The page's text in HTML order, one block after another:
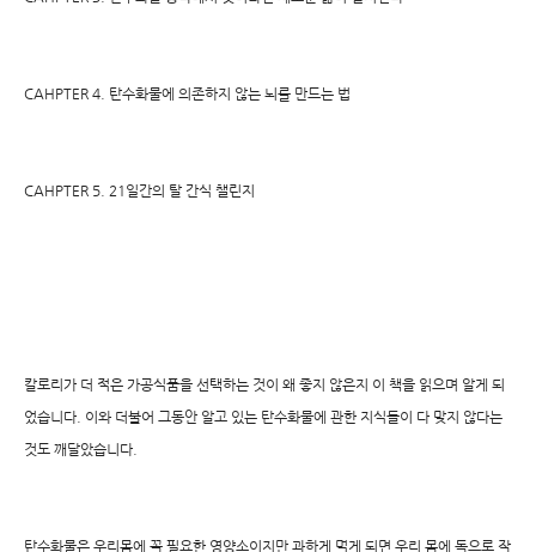
CAHPTER 4. 탄수화물에 의존하지 않는 뇌를 만드는 법
CAHPTER 5. 21일간의 탈 간식 챌린지
칼로리가 더 적은 가공식품을 선택하는 것이 왜 좋지 않은지 이 책을 읽으며 알게 되
었습니다. 이와 더불어 그동안 알고 있는 탄수화물에 관한 지식들이 다 맞지 않다는
것도 깨달았습니다.
탄수화물은 우리몸에 꼭 필요한 영양소이지만 과하게 먹게 되면 우리 몸에 독으로 작